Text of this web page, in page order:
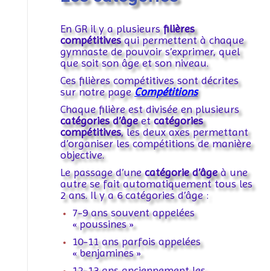
En GR il y a plusieursfilières
compétitivesqui permettent à chaque
gymnaste de pouvoir s’exprimer, quel
que soit son âge et son niveau.
Ces filières compétitives sont décrites
sur notre pageCompétitions
Chaque filière est divisée en plusieurs
catégories d’âgeetcatégories
compétitives, les deux axes permettant
d’organiser les compétitions de manière
objective.
Le passage d’unecatégorie d’âgeà une
autre se fait automatiquement tous les
2 ans. Il y a 6 catégories d’âge :
7-9 ans souvent appelées
« poussines »
10-11 ans parfois appelées
« benjamines »